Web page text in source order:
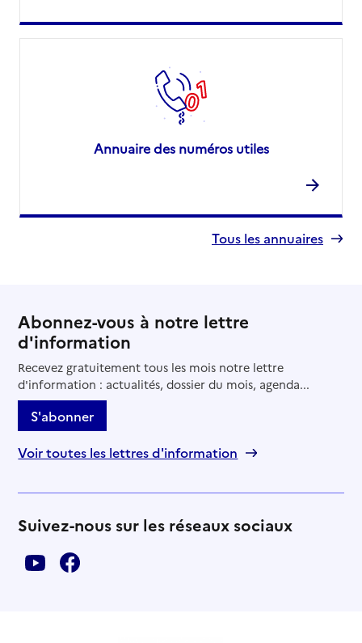
Annuaire des numéros utiles
Tous les annuaires
Abonnez-vous à notre lettre
d'information
Recevez gratuitement tous les mois notre lettre
d'information : actualités, dossier du mois, agenda...
S'abonner
Voir toutes les lettres d'information
Suivez-nous sur les réseaux sociaux